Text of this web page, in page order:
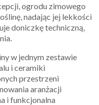
ogrodu zimowego
nadając jej lekkości
doniczkę techniczną,
w jednym zestawie
i ceramiki
przestrzeni
aranżacji
i funkcjonalna